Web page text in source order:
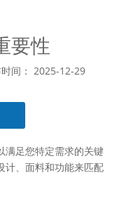
要性
间： 2025-12-29
满足您特定需求的关键
计、面料和功能来匹配